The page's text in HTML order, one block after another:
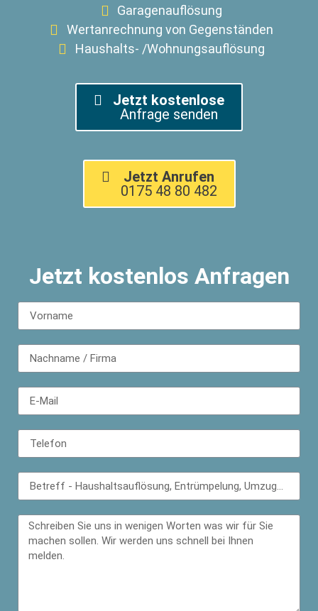
Garagenauflösung
Wertanrechnung von Gegenständen
Haushalts- /Wohnungsauflösung
Jetzt kostenlose
Anfrage senden
Jetzt Anrufen
0175 48 80 482
Jetzt kostenlos Anfragen